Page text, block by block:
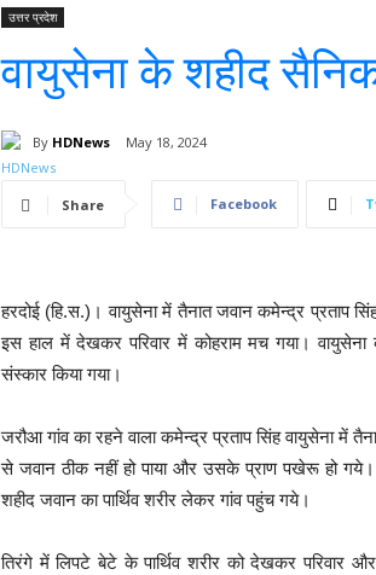
उत्तर प्रदेश
वायुसेना के शहीद
By HDNews May 18, 2024
Share Facebook
हरदोई (हि.स.)। वायुसेना में तैनात जवान कमेन्द्र प्रताप
इस हाल में देखकर परिवार में कोहराम मच गया।
संस्कार किया गया।
जरौआ गांव का रहने वाला कमेन्द्र प्रताप सिंह वायुसेना में
से जवान ठीक नहीं हो पाया और उसके प्राण पखेरू हो गये।
शहीद जवान का पार्थिव शरीर लेकर गांव पहुंच गये।
तिरंगे में लिपटे बेटे के पार्थिव शरीर को देखकर परिवार